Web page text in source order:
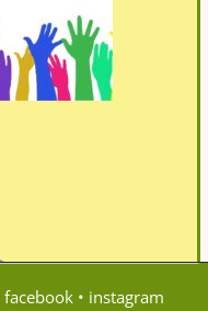
facebook• instagram